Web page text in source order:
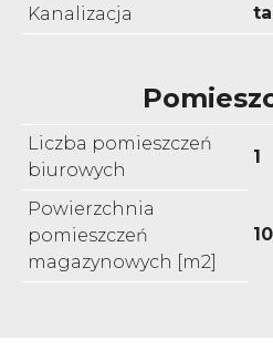
Kanalizacja
Liczba pomieszczeń
biurowych
1
Powierzchnia
pomieszczeń
magazynowych [m2]